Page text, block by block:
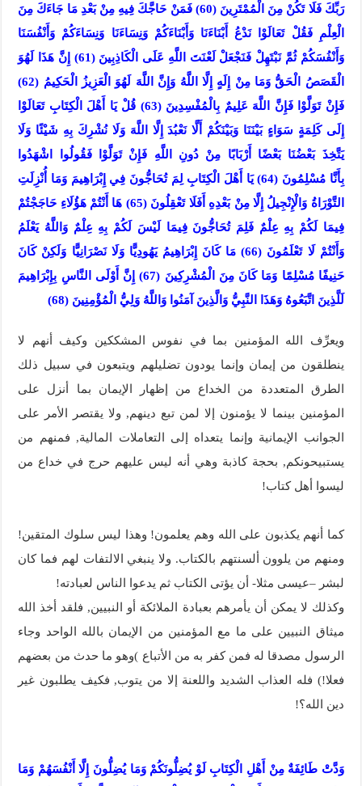
رَبِّكَ فَلَا تَكُنْ مِنَ الْمُمْتَرِينَ (60) فَمَنْ حَاجَّكَ فِيهِ مِنْ بَعْدِ مَا جَاءَكَ مِنَ
الْعِلْمِ فَقُلْ تَعَالَوْا نَدْعُ أَبْنَاءَنَا وَأَبْنَاءَكُمْ وَنِسَاءَنَا وَنِسَاءَكُمْ وَأَنْفُسَنَا
وَأَنْفُسَكُمْ ثُمَّ نَبْتَهِلْ فَنَجْعَلْ لَعْنَتَ اللَّهِ عَلَى الْكَاذِبِينَ (61) إِنَّ هَذَا لَهُوَ
الْقَصَصُ الْحَقُّ وَمَا مِنْ إِلَهٍ إِلَّا اللَّهُ وَإِنَّ اللَّهَ لَهُوَ الْعَزِيزُ الْحَكِيمُ (62)
فَإِنْ تَوَلَّوْا فَإِنَّ اللَّهَ عَلِيمٌ بِالْمُفْسِدِينَ (63) قُلْ يَا أَهْلَ الْكِتَابِ تَعَالَوْا
إِلَى كَلِمَةٍ سَوَاءٍ بَيْنَنَا وَبَيْنَكُمْ أَلَّا نَعْبُدَ إِلَّا اللَّهَ وَلَا نُشْرِكَ بِهِ شَيْئًا وَلَا
يَتَّخِذَ بَعْضُنَا بَعْضًا أَرْبَابًا مِنْ دُونِ اللَّهِ فَإِنْ تَوَلَّوْا فَقُولُوا اشْهَدُوا
بِأَنَّا مُسْلِمُونَ (64) يَا أَهْلَ الْكِتَابِ لِمَ تُحَاجُّونَ فِي إِبْرَاهِيمَ وَمَا أُنْزِلَتِ
التَّوْرَاةُ وَالْإِنْجِيلُ إِلَّا مِنْ بَعْدِهِ أَفَلَا تَعْقِلُونَ (65) هَا أَنْتُمْ هَؤُلَاءِ حَاجَجْتُمْ
فِيمَا لَكُمْ بِهِ عِلْمٌ فَلِمَ تُحَاجُّونَ فِيمَا لَيْسَ لَكُمْ بِهِ عِلْمٌ وَاللَّهُ يَعْلَمُ
وَأَنْتُمْ لَا تَعْلَمُونَ (66) مَا كَانَ إِبْرَاهِيمُ يَهُودِيًّا وَلَا نَصْرَانِيًّا وَلَكِنْ كَانَ
حَنِيفًا مُسْلِمًا وَمَا كَانَ مِنَ الْمُشْرِكِينَ (67) إِنَّ أَوْلَى النَّاسِ بِإِبْرَاهِيمَ
لَلَّذِينَ اتَّبَعُوهُ وَهَذَا النَّبِيُّ وَالَّذِينَ آمَنُوا وَاللَّهُ وَلِيُّ الْمُؤْمِنِينَ (68)
ويعرِّف الله المؤمنين بما في نفوس المشككين وكيف أنهم لا
ينطلقون من إيمان وإنما يودون تضليلهم ويتبعون في سبيل ذلك
الطرق المتعددة من الخداع من إظهار الإيمان بما أنزل على
المؤمنين بينما لا يؤمنون إلا لمن تبع دينهم, ولا يقتصر الأمر على
الجوانب الإيمانية وإنما يتعداه إلى التعاملات المالية, فمنهم من
يستبيحونكم, بحجة كاذبة وهي أنه ليس عليهم حرج في خداع من
ليسوا أهل كتاب!
كما أنهم يكذبون على الله وهم يعلمون! وهذا ليس سلوك المتقين!
ومنهم من يلوون ألسنتهم بالكتاب. ولا ينبغي الالتفات لهم فما كان
لبشر –عيسى مثلا- أن يؤتى الكتاب ثم يدعوا الناس لعبادته!
وكذلك لا يمكن أن يأمرهم بعبادة الملائكة أو النبيين, فلقد أخذ الله
ميثاق النبيين على ما مع المؤمنين من الإيمان بالله الواحد وجاء
الرسول مصدقا له فمن كفر به من الأتباع )وهو ما حدث من بعضهم
فعلا!) فله العذاب الشديد واللعنة إلا من يتوب, فكيف يطلبون غير
دين الله؟!
وَدَّتْ طَائِفَةٌ مِنْ أَهْلِ الْكِتَابِ لَوْ يُضِلُّونَكُمْ وَمَا يُضِلُّونَ إِلَّا أَنْفُسَهُمْ وَمَا